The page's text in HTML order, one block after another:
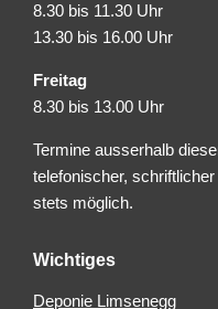
8.30 bis 11.30 Uhr
13.30 bis 16.00 Uhr
Freitag
8.30 bis 13.00 Uhr
Termine ausserhalb
telefonischer,
stets möglich.
Wichtiges
Deponie Limsenegg